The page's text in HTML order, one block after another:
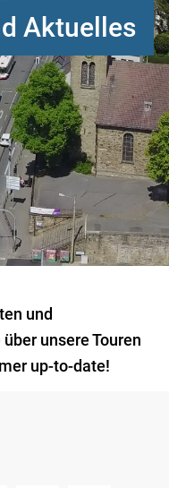
Aktuelles
und
unsere Touren
up-to-date!